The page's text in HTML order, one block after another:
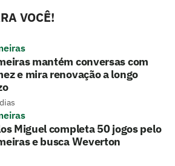
VOCÊ!
mantém conversas com
e mira renovação a longo
Miguel completa 50 jogos pelo
e busca Weverton